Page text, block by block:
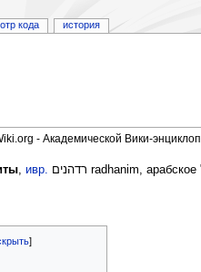
- Академической Вики-
,ивр. רדהנים radhanim‎,
кода история